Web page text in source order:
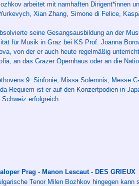
arbeitet mit namhaften Dirigent*innen
Xian Zhang, Simone di Felice,
seine Gesangsausbildung an der
für Musik in Graz bei KS Prof. Joanna
von der er auch heute regelmäßig
an das Grazer Opernhaus oder an die
9. Sinfonie, Missa Solemnis, Messe
Requiem ist er auf den Konzertpodien in
Schweiz erfolgreich.
Prag - Manon Lescaut - DES GRIEUX
Tenor Milen Bozhkov hingegen